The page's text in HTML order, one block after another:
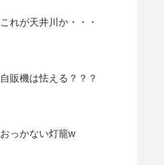
これが天井川か・・・
自販機は怯える？？？
おっかない灯籠w